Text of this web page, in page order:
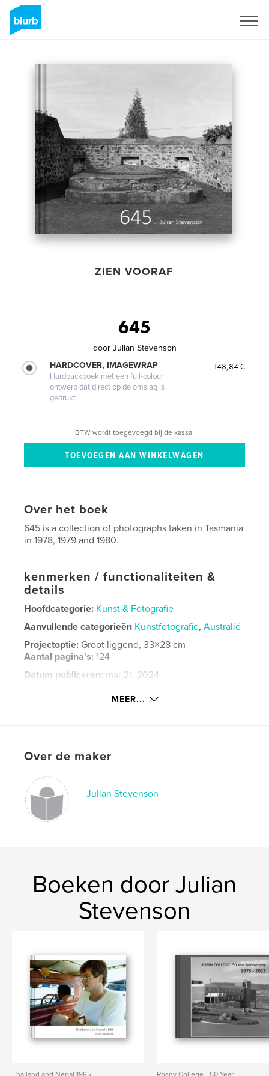
ZIEN VOORAF
645
door Julian Stevenson
HARDCOVER, IMAGEWRAP
Hardbackboek met een full-colour
ontwerp dat direct op de omslag is
gedrukt
148,84 €
BTW wordt toegevoegd bij de kassa.
Over het boek
645 is a collection of photographs taken in Tasmania
in 1978, 1979 and 1980.
kenmerken / functionaliteiten &
details
Hoofdcategorie: Kunst & Fotografie
Aanvullende categorieën Kunstfotografie,Australië
Projectoptie: Groot liggend, 33×28 cm
Aantal pagina's:124
Datum publiceren: mar 21, 2024
Australia
MEER...
Over de maker
Julian Stevenson
Boeken door Julian
Stevenson
Thailand and Nepal 1985 Rosny College - 50 Year